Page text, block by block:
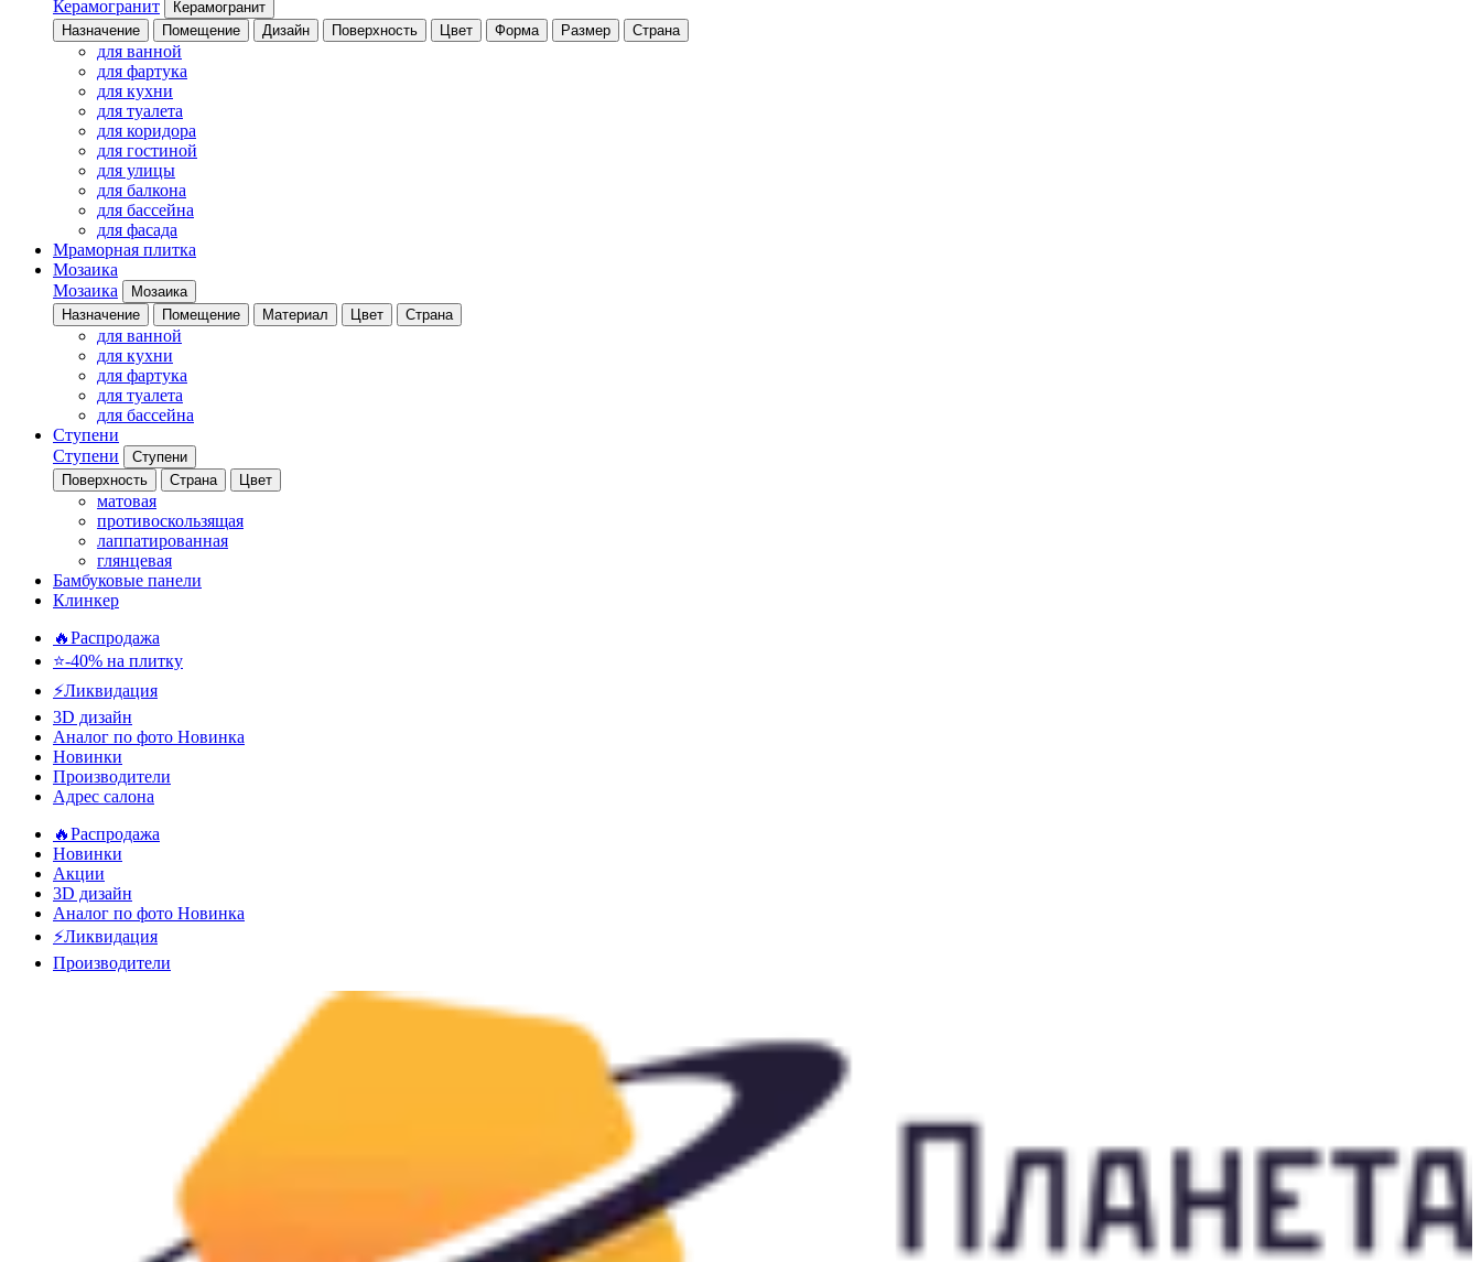
Керамогранит
Керамогранит
Назначение
Помещение Дизайн Поверхность Цвет Форма Размер Страна
для ванной
для фартука
для кухни
для туалета
для коридора
для гостиной
для улицы
для балкона
для бассейна
для фасада
Мраморная плитка
Мозаика
Мозаика
Мозаика
Назначение
Помещение Материал Цвет Страна
для ванной
для кухни
для фартука
для туалета
для бассейна
Ступени
Ступени
Ступени
Поверхность
Страна Цвет
матовая
противоскользящая
лаппатированная
глянцевая
Бамбуковые панели
Клинкер
🔥Распродажа
⭐-40% на плитку
⚡️Ликвидация
3D дизайн
Аналог по фото Новинка
Новинки
Производители
Адрес салона
🔥Распродажа
Новинки
Акции
3D дизайн
Аналог по фото Новинка
⚡Ликвидация
Производители